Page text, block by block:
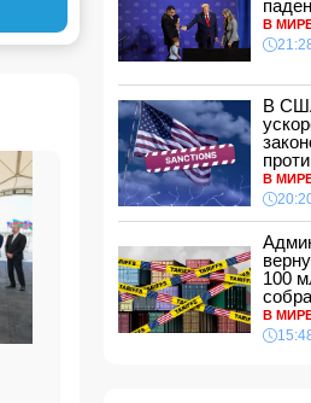
эстетической
Сеймуром
15:28, 07.08.2026
Алтай Байындыр
Лиге
15:08, 07.08.2026
ВС РФ взяли под
Харьковской области
15:00, 07.08.2026
Кинолог развеял миф
хозяина
14:48, 07.08.2026
По делу Arzum 9999
комплексная
В
В
В
100
В